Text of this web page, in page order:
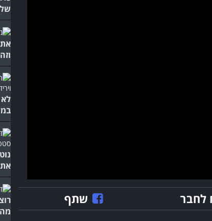
לחבר שתף